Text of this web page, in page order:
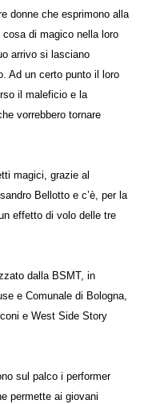
donne che esprimono alla
cosa di magico nella loro
arrivo si lasciano
Ad un certo punto il loro
il maleficio e la
vorrebbero tornare
magici, grazie al
Bellotto e c’è, per la
effetto di volo delle tre
dalla BSMT, in
e Comunale di Bologna,
e West Side Story
sul palco i performer
permette ai giovani